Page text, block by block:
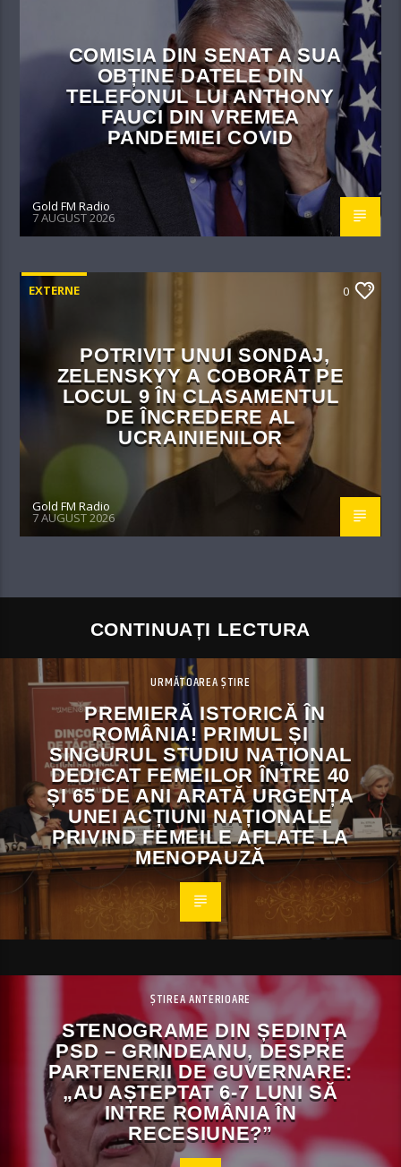
COMISIA DIN SENAT A SUA
OBȚINE DATELE DIN
TELEFONUL LUI ANTHONY
FAUCI DIN VREMEA
PANDEMIEI COVID
Gold FM Radio
7 AUGUST 2026
EXTERNE 0
POTRIVIT UNUI SONDAJ,
ZELENSKYY A COBORÂT PE
LOCUL 9 ÎN CLASAMENTUL
DE ÎNCREDERE AL
UCRAINIENILOR
Gold FM Radio
7 AUGUST 2026
CONTINUAȚI LECTURA
URMĂTOAREA ȘTIRE
PREMIERĂ ISTORICĂ ÎN
ROMÂNIA! PRIMUL ȘI
SINGURUL STUDIU NAȚIONAL
DEDICAT FEMEILOR ÎNTRE 40
ȘI 65 DE ANI ARATĂ URGENȚA
UNEI ACȚIUNI NAȚIONALE
PRIVIND FEMEILE AFLATE LA
MENOPAUZĂ
ȘTIREA ANTERIOARE
STENOGRAME DIN ȘEDINȚA
PSD – GRINDEANU, DESPRE
PARTENERII DE GUVERNARE:
„AU AȘTEPTAT 6-7 LUNI SĂ
INTRE ROMÂNIA ÎN
RECESIUNE?”